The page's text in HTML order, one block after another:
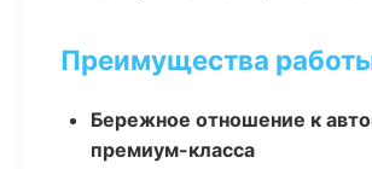
Преимущества
Бережное отношение к
премиум-класса